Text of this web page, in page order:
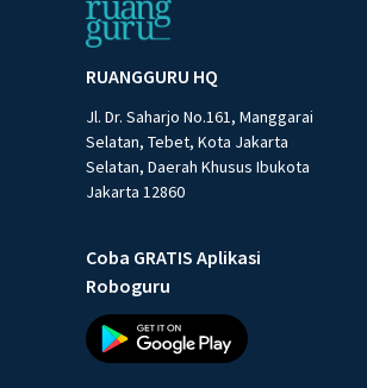
RUANGGURU HQ
Jl. Dr. Saharjo No.161, Manggarai
Selatan, Tebet, Kota Jakarta
Selatan, Daerah Khusus Ibukota
Jakarta 12860
Coba GRATIS Aplikasi
Roboguru